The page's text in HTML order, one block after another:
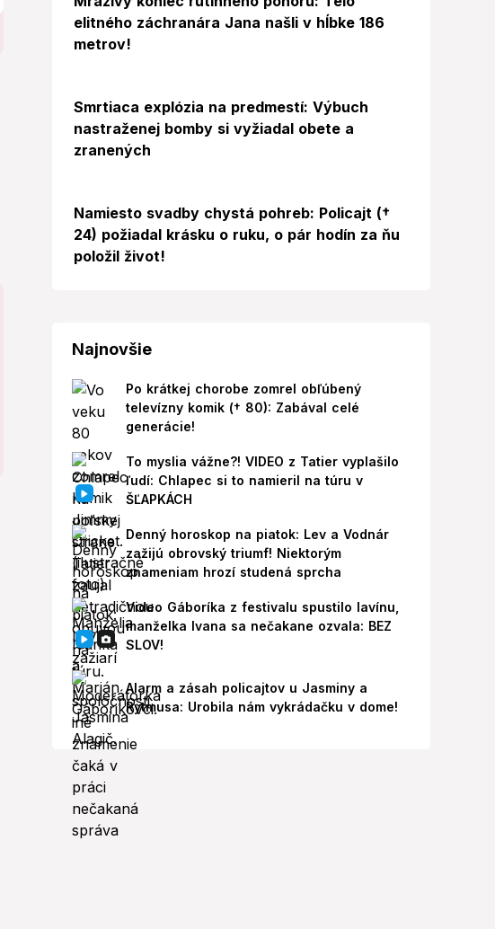
elitného záchranára Jana našli v hĺbke 186
metrov!
Smrtiaca explózia na predmestí: Výbuch
nastraženej bomby si vyžiadal obete a
zranených
Namiesto svadby chystá pohreb: Policajt (†
24) požiadal krásku o ruku, o pár hodín za ňu
položil život!
Najnovšie
Po krátkej chorobe zomrel obľúbený
televízny komik († 80): Zabával celé
generácie!
To myslia vážne?! VIDEO z Tatier vyplašilo
ľudí: Chlapec si to namieril na túru v
ŠĽAPKÁCH
Denný horoskop na piatok: Lev a Vodnár
zažijú obrovský triumf! Niektorým
znameniam hrozí studená sprcha
Video Gáboríka z festivalu spustilo lavínu,
manželka Ivana sa nečakane ozvala: BEZ
SLOV!
Alarm a zásah policajtov u Jasminy a
Rytmusa: Urobila nám vykrádačku v dome!